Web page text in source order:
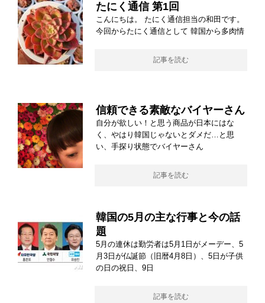
たにく通信 第1回
こんにちは。 たにく通信担当の和田です。
今回からたにく通信として 韓国から多肉情
記事を読む
信頼できる素敵なバイヤーさん
自分が欲しい！と思う商品が日本にはな
く、やはり韓国じゃないとダメだ…と思
い、手探り状態でバイヤーさん
記事を読む
韓国の5月の主な行事と今の話
題
5月の連休は勤労者は5月1日がメーデー、5
月3日が仏誕節（旧暦4月8日）、5日が子供
の日の祝日、9日
記事を読む